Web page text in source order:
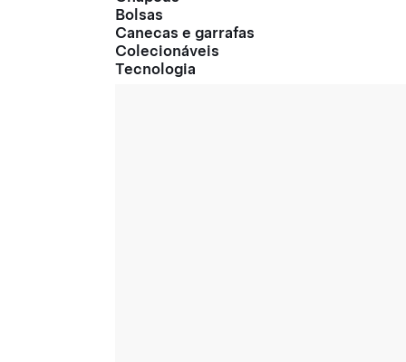
Bolsas
Canecas e garrafas
Colecionáveis
Tecnologia